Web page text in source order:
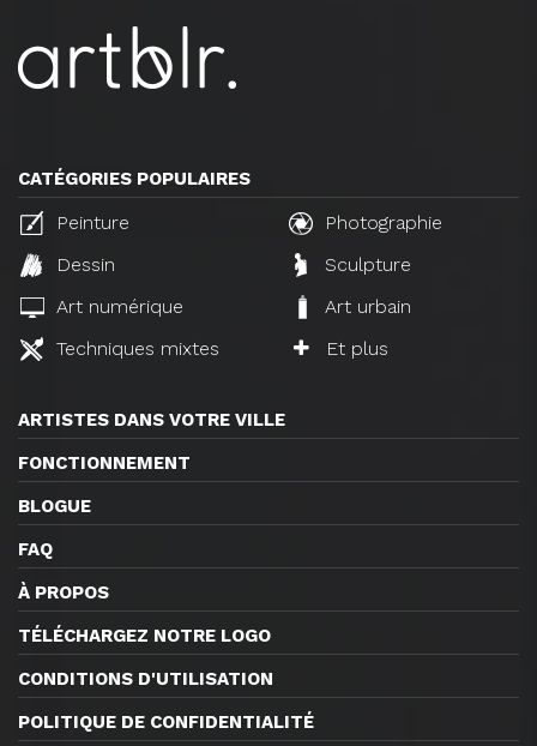
CATÉGORIES POPULAIRES
Peinture
Photographie
Dessin
Sculpture
Art numérique
Art urbain
Techniques mixtes
Et plus
ARTISTES DANS VOTRE VILLE
FONCTIONNEMENT
BLOGUE
FAQ
À PROPOS
TÉLÉCHARGEZ NOTRE LOGO
CONDITIONS D'UTILISATION
POLITIQUE DE CONFIDENTIALITÉ